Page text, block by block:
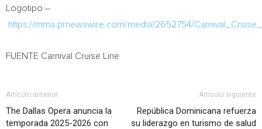
Logotipo –
https://mma.prnewswire.com/media/2652754/
FUENTE Carnival Cruise Line
Artículo anterior
The Dallas Opera anuncia la
temporada 2025-2026 con
Artículo siguiente
República Dominicana refuerza
su liderazgo en turismo de salud